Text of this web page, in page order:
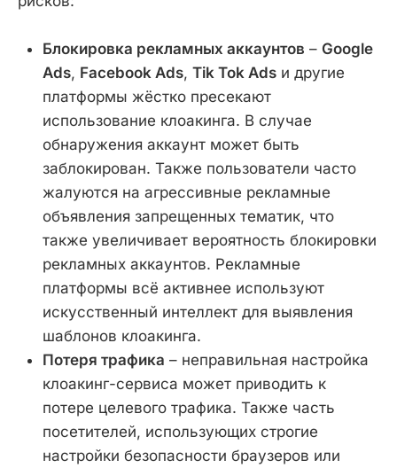
Блокировка рекламных аккаунтов – Google
Ads, Facebook Ads, Tik Tok Ads и другие
платформы жёстко пресекают
использование клоакинга. В случае
обнаружения аккаунт может быть
заблокирован. Также пользователи часто
жалуются на агрессивные рекламные
объявления запрещенных тематик, что
также увеличивает вероятность блокировки
рекламных аккаунтов. Рекламные
платформы всё активнее используют
искусственный интеллект для выявления
шаблонов клоакинга.
Потеря трафика – неправильная настройка
клоакинг-сервиса может приводить к
потере целевого трафика. Также часть
посетителей, использующих строгие
настройки безопасности браузеров или